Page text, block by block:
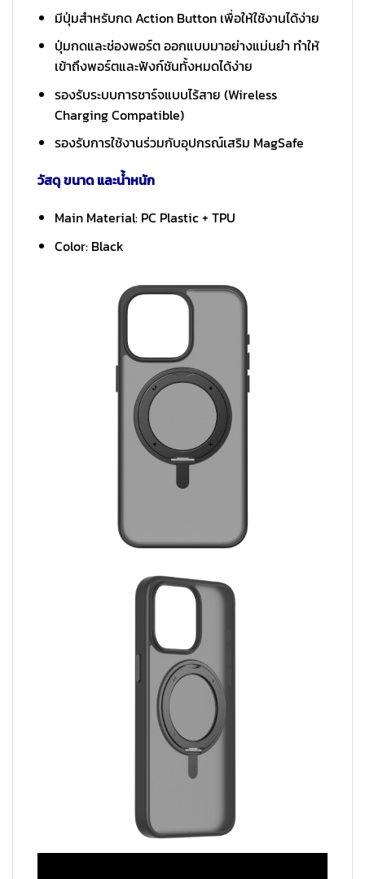
มีปุ่มสำหรับกด Action Button เพื่อให้ใช้งานได้ง่าย
ปุ่มกดและช่องพอร์ต ออกแบบมาอย่างแม่นยำ ทำให้
เข้าถึงพอร์ตและฟังก์ชันทั้งหมดได้ง่าย
รองรับระบบการชาร์จแบบไร้สาย (Wireless
Charging Compatible)
รองรับการใช้งานร่วมกับอุปกรณ์เสริม MagSafe
วัสดุ ขนาด และน้ำหนัก
Main Material: PC Plastic + TPU
Color: Black